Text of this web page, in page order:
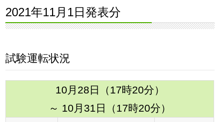
2021年11月1日発表分
試験運転状況
10月28日（17時20分）
～ 10月31日（17時20分）